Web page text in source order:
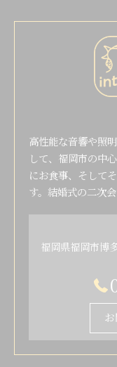
高性能な音響や照
して、福岡市の中
にお食事、そして
す。結婚式の二次
福岡県福岡市博